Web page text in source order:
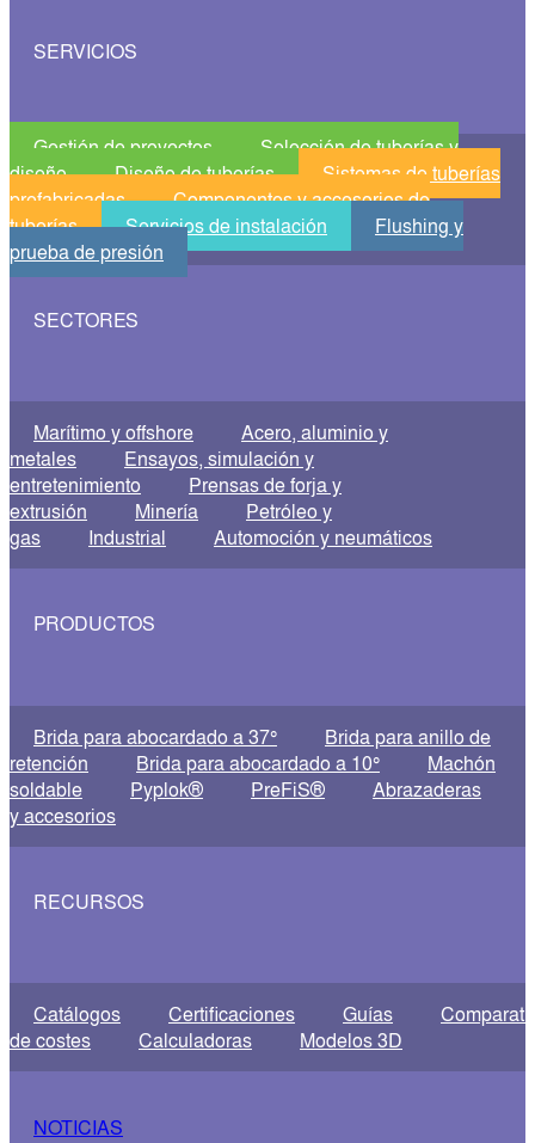
SERVICIOS
Gestión de proyectos
Selección de tuberías y
diseño
Diseño de tuberías
Sistemas de tuberías
prefabricadas
Componentes y accesorios de
tuberías
Servicios de instalación
Flushing y
prueba de presión
SECTORES
Marítimo y offshore
Acero, aluminio y
metales
Ensayos, simulación y
entretenimiento
Prensas de forja y
extrusión
Minería
Petróleo y
gas
Industrial Automoción y neumáticos
PRODUCTOS
Brida para abocardado a 37°
Brida para anillo de
retención
Brida para abocardado a 10°
Machón
soldable
Pyplok® PreFiS® Abrazaderas
y accesorios
RECURSOS
Catálogos Certificaciones Guías
de costes
Calculadoras Modelos 3D
NOTICIAS